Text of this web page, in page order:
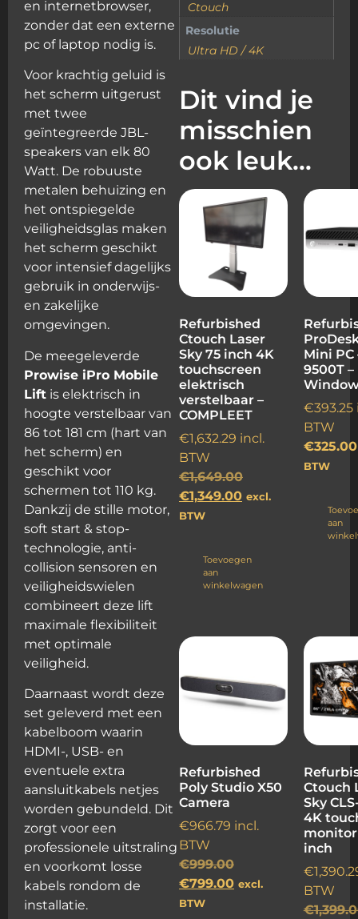
en internetbrowser,
zonder dat een externe
pc of laptop nodig is.
Voor krachtig geluid is
het scherm uitgerust
met twee
geïntegreerde JBL-
speakers van elk 80
Watt. De robuuste
metalen behuizing en
het ontspiegelde
veiligheidsglas maken
het scherm geschikt
voor intensief dagelijks
gebruik in onderwijs-
en zakelijke
omgevingen.
De meegeleverde
Prowise iPro Mobile
Lift is elektrisch in
hoogte verstelbaar van
86 tot 181 cm (hart van
het scherm) en
geschikt voor
schermen tot 110 kg.
Dankzij de stille motor,
soft start & stop-
technologie, anti-
collision sensoren en
veiligheidswielen
combineert deze lift
maximale flexibiliteit
met optimale
veiligheid.
Daarnaast wordt deze
set geleverd met een
kabelboom waarin
HDMI-, USB- en
eventuele extra
aansluitkabels netjes
worden gebundeld. Dit
zorgt voor een
professionele uitstraling
en voorkomt losse
kabels rondom de
installatie.
Ctouch
Resolutie
Ultra HD / 4K
Dit vind je
misschien
ook leuk…
Refurbished
Ctouch Laser
Sky 75 inch 4K
touchscreen
elektrisch
verstelbaar –
COMPLEET
€1,632.29 incl.
BTW
€1,649.00
€1,349.00 excl.
BTW
Toevoegen
aan
winkelwagen
Mini PC
9500T –
€393.25
BTW
€325.00
BTW
aan
Refurbished
Poly Studio X50
Camera
€966.79 incl.
BTW
€999.00
€799.00 excl.
BTW
Ctouch
Sky
4K
monitor
inch
€
BTW
€